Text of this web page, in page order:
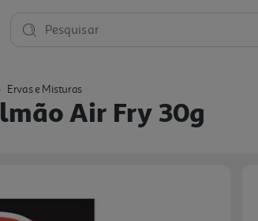
Pesquisar
Ervas e Misturas
Air Fry 30g